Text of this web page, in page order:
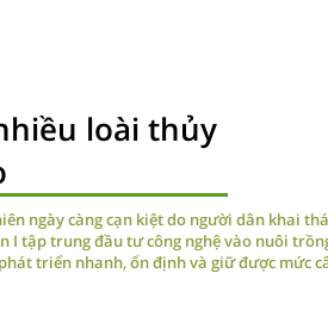
loài thủy
ngày càng cạn kiệt do người dân khai
I tập trung đầu tư công nghệ vào nuôi
triển nhanh, ổn định và giữ được mức